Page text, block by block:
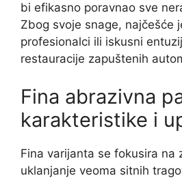
bi efikasno poravnao sve
Zbog svoje snage, najčešće
profesionalci ili iskusni
restauracije zapuštenih
Fina abrazivna
karakteristike i
Fina varijanta se fokusira na
uklanjanje veoma sitnih